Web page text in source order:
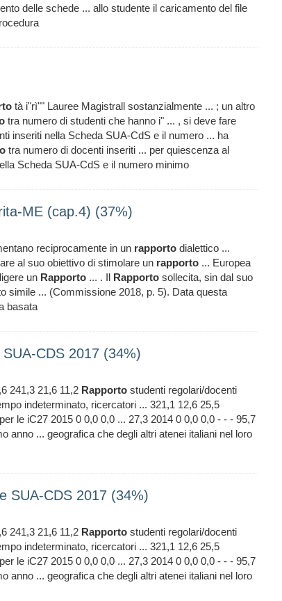
delle schede ... allo studente il caricamento del file
tà i"rì"" Lauree Magistrall sostanzialmente ... ; un altro
tra numero di studenti che hanno i" ... , si deve fare
inseriti nella Scheda SUA-CdS e il numero ... ha
tra numero di docenti inseriti ... per quiescenza al
Scheda SUA-CdS e il numero minimo
ME (cap.4) (37%)
reciprocamente in un rapporto dialettico ...
al suo obiettivo di stimolare un rapporto ... Europea
un Rapporto ... . Il Rapporto sollecita, sin dal suo
simile ... (Commissione 2018, p. 5). Data questa
basata
CDS 2017 (34%)
241,3 21,6 11,2 Rapporto studenti regolari/docenti
indeterminato, ricercatori ... 321,1 12,6 25,5
le iC27 2015 0 0,0 0,0 ... 27,3 2014 0 0,0 0,0 - - - 95,7
anno ... geografica che degli altri atenei italiani nel loro
SUA-CDS 2017 (34%)
241,3 21,6 11,2 Rapporto studenti regolari/docenti
indeterminato, ricercatori ... 321,1 12,6 25,5
le iC27 2015 0 0,0 0,0 ... 27,3 2014 0 0,0 0,0 - - - 95,7
anno ... geografica che degli altri atenei italiani nel loro